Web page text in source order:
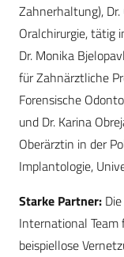
Zahnerhaltung),
Oralchirurgie, tätig
Dr. Monika
für Zahnärztliche
Forensische
und Dr. Karina
Oberärztin in der
Implantologie,
Starke Partner:
International
beispiellose